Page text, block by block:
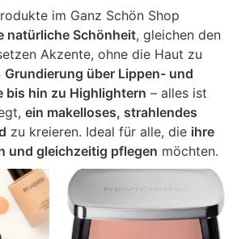
im Ganz Schön Shop
natürliche Schönheit, gleichen den
Akzente, ohne die Haut zu
Grundierung über Lippen- und
bis hin zu Highlightern – alles ist
ein makelloses, strahlendes
zu kreieren. Ideal für alle, die ihre
und gleichzeitig pflegen möchten.